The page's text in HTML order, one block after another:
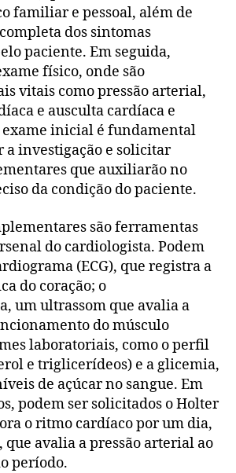
familiar e pessoal, além de
dos sintomas
paciente. Em seguida,
físico, onde são
vitais como pressão arterial,
e ausculta cardíaca e
exame inicial é fundamental
investigação e solicitar
que auxiliarão no
da condição do paciente.
são ferramentas
do cardiologista. Podem
(ECG), que registra a
do coração; o
um ultrassom que avalia a
do músculo
laboratoriais, como o perfil
e triglicerídeos) e a glicemia,
de açúcar no sangue. Em
podem ser solicitados o Holter
o ritmo cardíaco por um dia,
que avalia a pressão arterial ao
período.